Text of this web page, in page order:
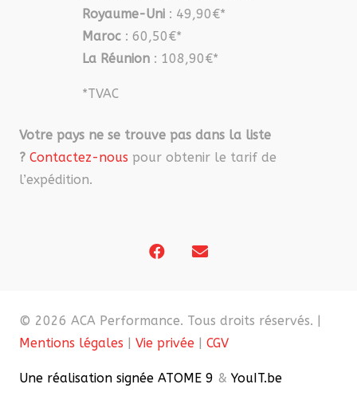
Royaume-Uni : 49,90€*
Maroc : 60,50€*
La Réunion : 108,90€*
*TVAC
Votre pays ne se trouve pas dans la liste
? Contactez-nous pour obtenir le tarif de
l’expédition.
© 2026 ACA Performance. Tous droits réservés. |
Mentions légales | Vie privée | CGV
Une réalisation signée ATOME 9 & YouIT.be